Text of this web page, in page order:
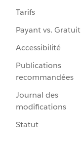
Tarifs
Payant vs. Gratuit
Accessibilité
Publications
recommandées
Journal des
modifications
Statut